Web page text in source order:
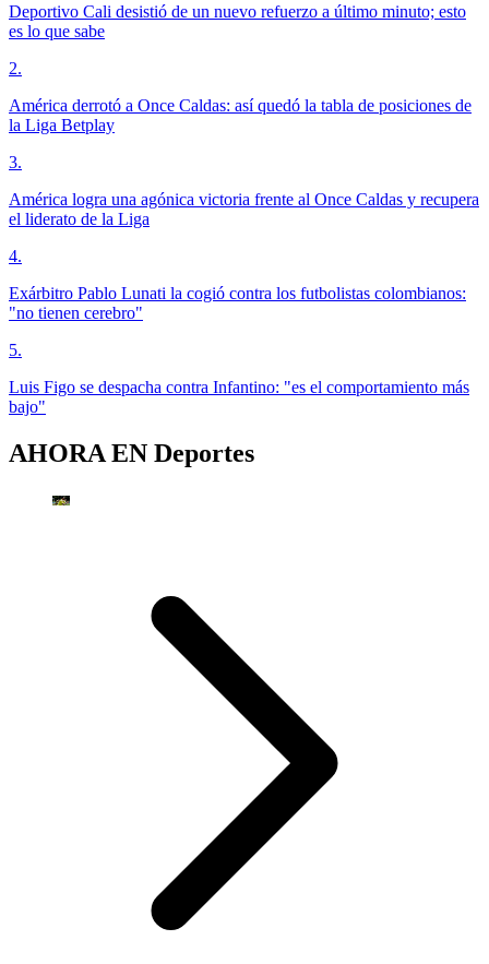
Deportivo Cali desistió de un nuevo refuerzo a último minuto; esto
es lo que sabe
2.
América derrotó a Once Caldas: así quedó la tabla de posiciones de
la Liga Betplay
3.
América logra una agónica victoria frente al Once Caldas y recupera
el liderato de la Liga
4.
Exárbitro Pablo Lunati la cogió contra los futbolistas colombianos:
"no tienen cerebro"
5.
Luis Figo se despacha contra Infantino: "es el comportamiento más
bajo"
AHORA EN Deportes